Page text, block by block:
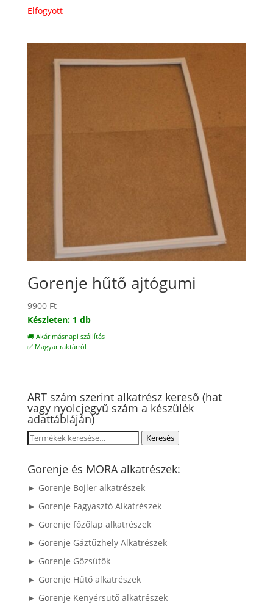
Elfogyott
Gorenje hűtő ajtógumi
9900 Ft
Készleten: 1 db
🚚 Akár másnapi szállítás
✅ Magyar raktárról
ART szám szerint alkatrész kereső (hat
vagy nyolcjegyű szám a készülék
adattábláján)
Keresés
következőre:
Keresés
Gorenje és MORA alkatrészek:
► Gorenje Bojler alkatrészek
► Gorenje Fagyasztó Alkatrészek
► Gorenje főzőlap alkatrészek
► Gorenje Gáztűzhely Alkatrészek
► Gorenje Gőzsütők
► Gorenje Hűtő alkatrészek
► Gorenje Kenyérsütő alkatrészek